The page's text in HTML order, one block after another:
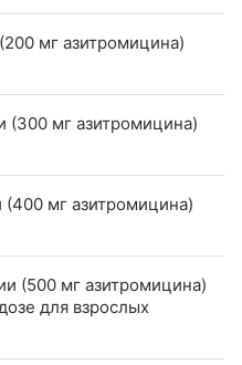
мг азитромицина)
(300 мг азитромицина)
(400 мг азитромицина)
(500 мг азитромицина)
для взрослых